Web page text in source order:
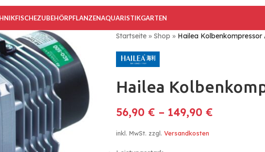
FISCHEZUBEHÖRPFLANZENAQUARISTIKGARTEN
Startseite » Shop » Hailea Kolbenkompressor
Hailea
56,90 € – 149,90 €
inkl. MwSt. zzgl. Versandkosten